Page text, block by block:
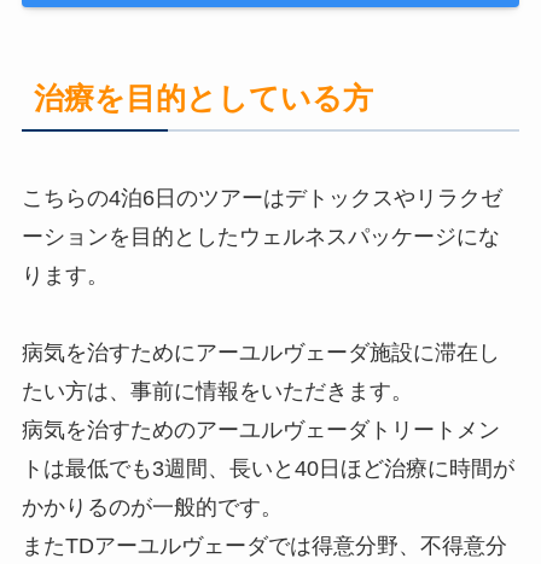
治療を目的としている方
こちらの4泊6日のツアーはデトックスやリラクゼ
ーションを目的としたウェルネスパッケージにな
ります。
病気を治すためにアーユルヴェーダ施設に滞在し
たい方は、事前に情報をいただきます。
病気を治すためのアーユルヴェーダトリートメン
トは最低でも3週間、長いと40日ほど治療に時間が
かかりるのが一般的です。
またTDアーユルヴェーダでは得意分野、不得意分